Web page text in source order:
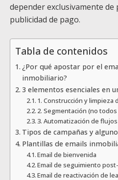
depender exclusivamente de
publicidad de pago.
Tabla de contenidos
¿Por qué apostar por el
inmobiliario?
3 elementos esenciales en
1. Construcción y limpieza
2. Segmentación (no
3. Automatización de
Tipos de campañas y
Plantillas de emails
Email de bienvenida
Email de seguimiento
Email de reactivación de